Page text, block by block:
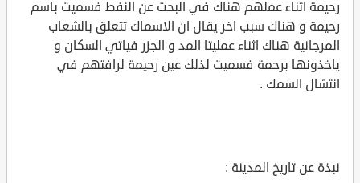
رحيمة اثناء عملهم هناك في البحث عن النفط فسميت باسم
رحيمة و هناك سبب اخر يقال ان الاسماك تتعلق بالشعاب
المرجانية هناك اثناء عمليتا المد و الجزر فياتي السكان و
ياخذونها برحمة فسميت لذلك عين رحيمة لرافتهم في
انتشال السمك .
نبذة عن تاريخ المدينة :